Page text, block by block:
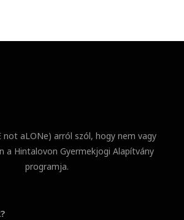
not aLONe) arról szól, hogy nem vagy
a Hintalovon Gyermekjogi Alapítvány
programja.